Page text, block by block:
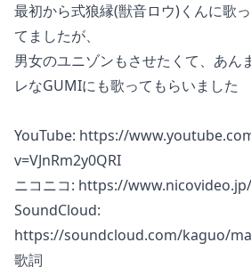
最初から式狼縁(獣音ロウ)くんに歌
てましたが、
男女のユニゾンもさせたくて、あん
レなGUMIにも歌ってもらいました
YouTube: https://
v=VJnRm2y0QRI
ニコニコ: https://
SoundCloud:
https://soundcloud.com/kaguo/
歌詞